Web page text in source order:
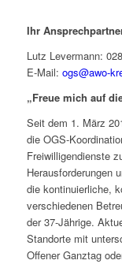
Ihr
Lutz Levermann:
E-Mail: ogs@awo-
„Freue mich auf
Seit dem 1. März
die OGS-
Freiwilligendienste
Herausforderungen
die kontinuierliche,
verschiedenen
der 37-Jährige.
Standorte mit
Offener Ganztag